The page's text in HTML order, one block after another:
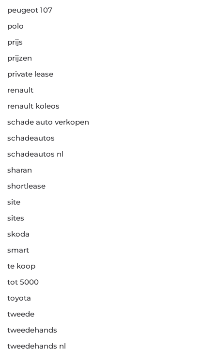
peugeot 107
polo
prijs
prijzen
private lease
renault
renault koleos
schade auto verkopen
schadeautos
schadeautos nl
sharan
shortlease
site
sites
skoda
smart
te koop
tot 5000
toyota
tweede
tweedehands
tweedehands nl